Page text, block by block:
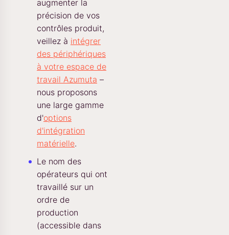
augmenter la
précision de vos
contrôles produit,
veillez à intégrer
des périphériques
à votre espace de
travail Azumuta –
nous proposons
une large gamme
d'options
d'intégration
matérielle.
Le nom des
opérateurs qui ont
travaillé sur un
ordre de
production
(accessible dans